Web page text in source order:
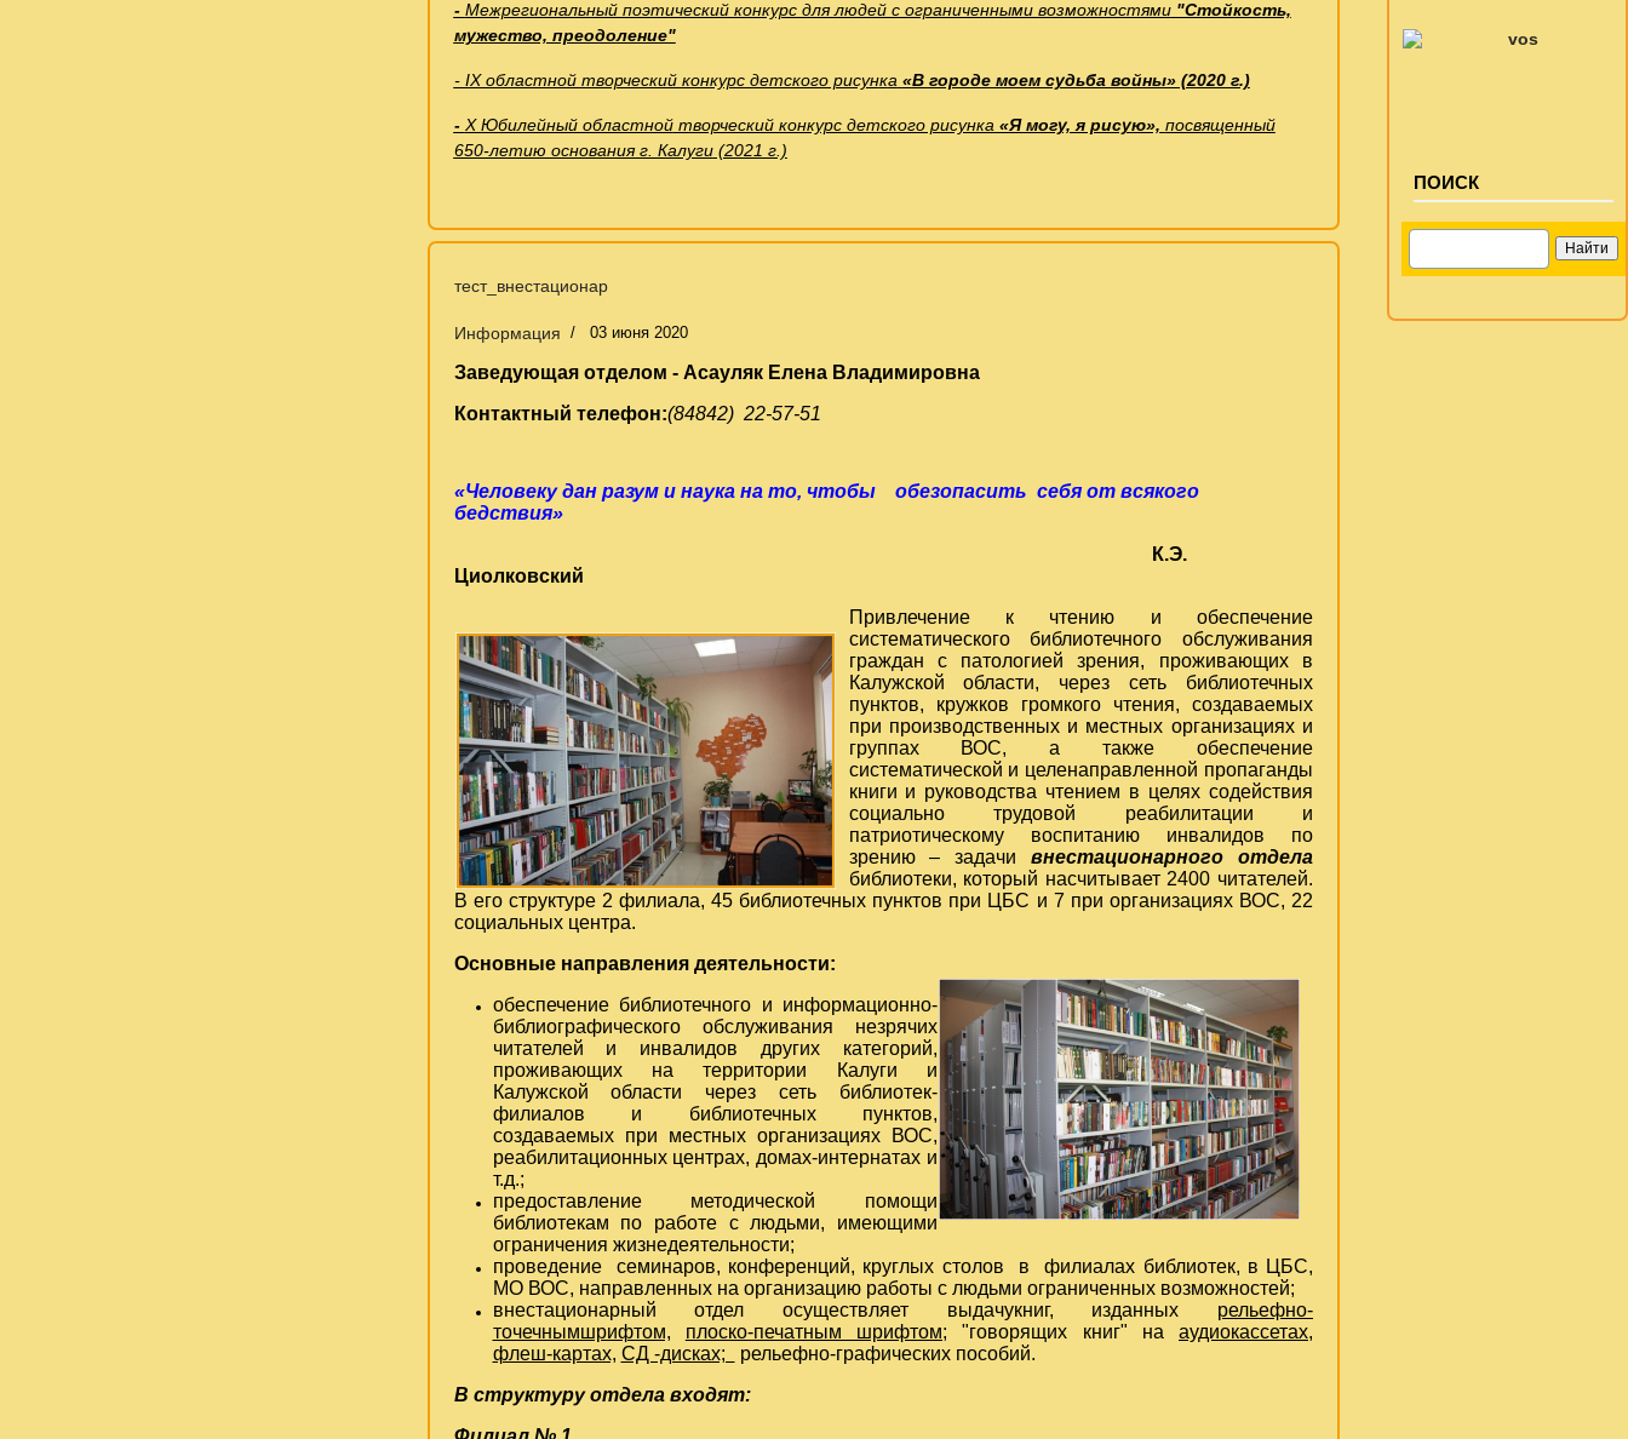
- Межрегиональный поэтический конкурс для людей с ограниченными возможностями"Стойкость,
мужество, преодоление"
- IX областной творческий конкурс детского рисунка «В городе моем судьба войны» (2020 г.)
- Х Юбилейный областнойтворческий конкурс детского рисунка «Я могу, я рисую», посвященный
650-летию основания г. Калуги(2021 г.)
тест_внестационар
Информация 03 июня 2020
Заведующая отделом - Асауляк Елена Владимировна
Контактный телефон:(84842) 22-57-51
«Человеку дан разум и наука на то, чтобы
обезопасить себя от всякого
бедствия»
К.Э.
Циолковский
Привлечение к чтению и обеспечение
систематического библиотечного обслуживания
граждан с патологией зрения, проживающих в
Калужской области, через сеть библиотечных
пунктов, кружков громкого чтения, создаваемых
при производственных и местных организациях и
группах ВОС, а также обеспечение
систематической и целенаправленной пропаганды
книги и руководства чтением в целях содействия
социально трудовой реабилитации и
патриотическому воспитанию инвалидов по
зрению – задачивнестационарного отдела
библиотеки, который насчитывает 2400 читателей.
В его структуре 2 филиала, 45 библиотечных пунктов при ЦБС и 7 при организациях ВОС, 22
социальных центра.
Основные направления деятельности:
обеспечение библиотечного и информационно-
библиографическогообслуживания незрячих
читателей и инвалидов других категорий,
проживающих на территории Калуги и
Калужской области через сеть библиотек-
филиалов и библиотечных пунктов,
создаваемых при местных организациях ВОС,
реабилитационных центрах, домах-интернатах и
т.д.;
предоставление методической помощи
библиотекам по работе с людьми, имеющими
ограничения жизнедеятельности;
проведение семинаров, конференций, круглых столов в филиалах библиотек, в ЦБС,
МО ВОС, направленных на организацию работы с людьми ограниченных возможностей;
внестационарный отдел осуществляет выдачукниг, изданных рельефно-
точечнымшрифтом,
плоско-печатным шрифтом; "говорящих книг" на аудиокассетах,
флеш-картах, СД -дисках;
рельефно-графических пособий.
В структуру отдела входят:
ПОИСК